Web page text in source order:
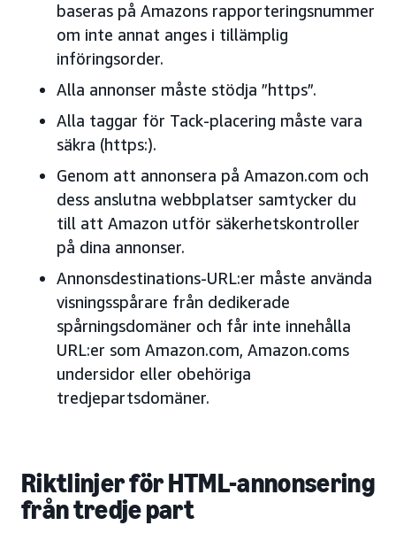
baseras på Amazons rapporteringsnummer
om inte annat anges i tillämplig
införingsorder.
Alla annonser måste stödja ”https”.
Alla taggar för Tack-placering måste vara
säkra (https:).
Genom att annonsera på Amazon.com och
dess anslutna webbplatser samtycker du
till att Amazon utför säkerhetskontroller
på dina annonser.
Annonsdestinations-URL:er måste använda
visningsspårare från dedikerade
spårningsdomäner och får inte innehålla
URL:er som Amazon.com, Amazon.coms
undersidor eller obehöriga
tredjepartsdomäner.
Riktlinjer för HTML-annonsering
från tredje part